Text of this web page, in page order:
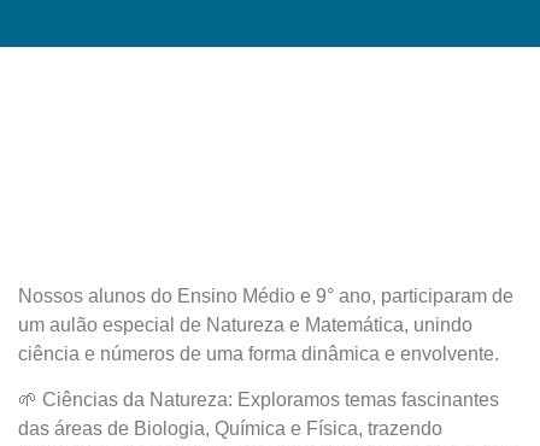
Nossos alunos do Ensino Médio e 9° ano, participaram de
um aulão especial de Natureza e Matemática, unindo
ciência e números de uma forma dinâmica e envolvente.
🌱 Ciências da Natureza: Exploramos temas fascinantes
das áreas de Biologia, Química e Física, trazendo